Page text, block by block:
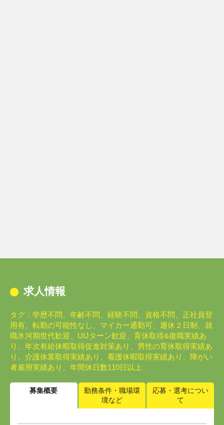
求人情報
タグ：学歴不問、年齢不問、経験不問、資格不問、正社員登
用有、転勤の可能性なし、マイカー通勤可、週休２日制、就
職氷河期世代歓迎、UIJターン歓迎、育休取得&復職実績あ
り、年次有給休暇取得促進対策あり、男性の育休取得実績あ
り、介護休業取得実績あり、看護休暇取得実績あり、障がい
者雇用実績あり、年間休日数110日以上
募集概要
勤務条件・職場環
境など
応募・選考につい
て